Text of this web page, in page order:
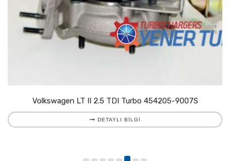
Volkswagen LT II 2.5 TDI Turbo 454205-9007S
DETAYLI BILGI